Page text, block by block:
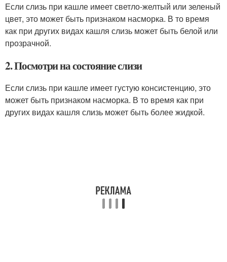
Если слизь при кашле имеет светло-желтый или зеленый
цвет, это может быть признаком насморка. В то время
как при других видах кашля слизь может быть белой или
прозрачной.
2. Посмотри на состояние слизи
Если слизь при кашле имеет густую консистенцию, это
может быть признаком насморка. В то время как при
других видах кашля слизь может быть более жидкой.